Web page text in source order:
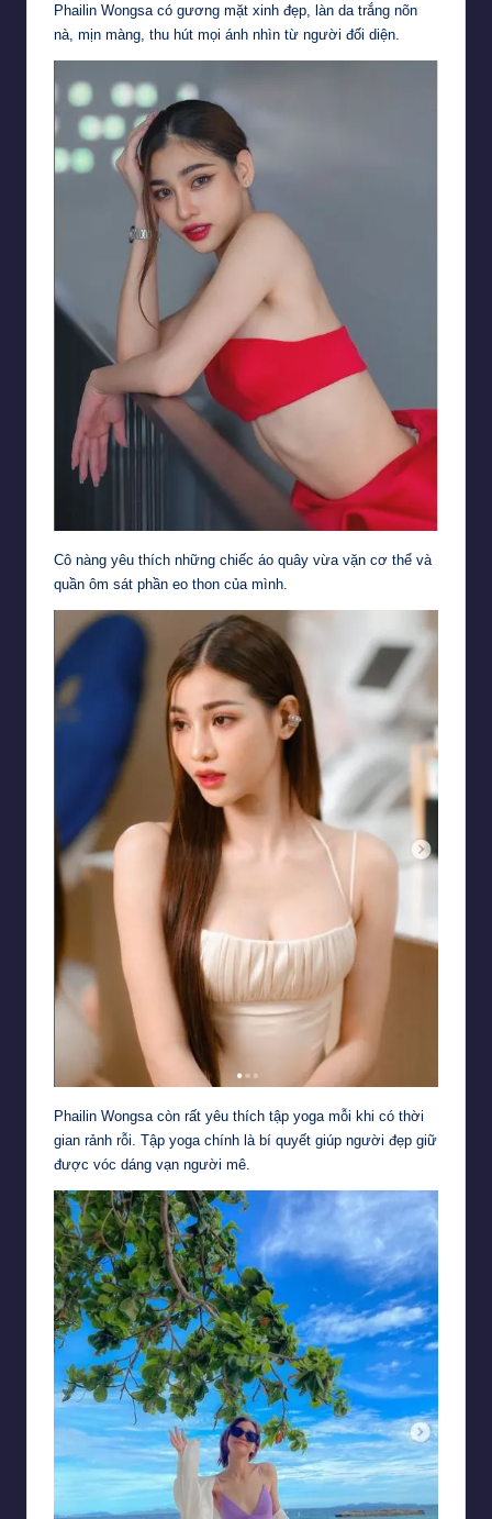
Phailin Wongsa có gương mặt xinh đẹp, làn da trắng nõn
nà, mịn màng, thu hút mọi ánh nhìn từ người đối diện.
Cô nàng yêu thích những chiếc áo quây vừa vặn cơ thể và
quần ôm sát phần eo thon của mình.
Phailin Wongsa còn rất yêu thích tập yoga mỗi khi có thời
gian rảnh rỗi. Tập yoga chính là bí quyết giúp người đẹp giữ
được vóc dáng vạn người mê.